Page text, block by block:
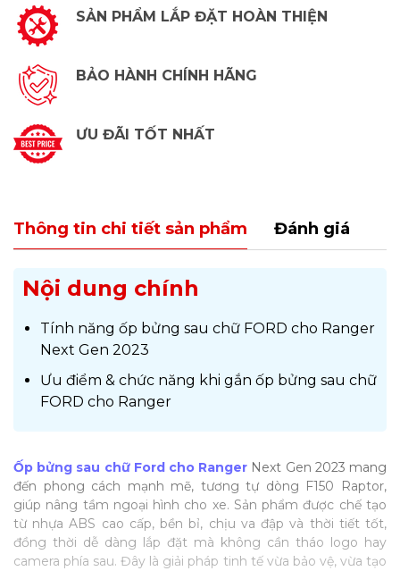
SẢN PHẨM LẮP ĐẶT HOÀN THIỆN
BẢO HÀNH CHÍNH HÃNG
ƯU ĐÃI TỐT NHẤT
Thông tin chi tiết sản phẩm Đánh giá
Nội dung chính
Tính năng ốp bửng sau chữ FORD cho Ranger
Next Gen 2023
Ưu điểm & chức năng khi gắn ốp bửng sau chữ
FORD cho Ranger
Ốp bửng sau chữ Ford cho Ranger Next Gen 2023 mang
đến phong cách mạnh mẽ, tương tự dòng F150 Raptor,
giúp nâng tầm ngoại hình cho xe. Sản phẩm được chế tạo
từ nhựa ABS cao cấp, bền bỉ, chịu va đập và thời tiết tốt,
đồng thời dễ dàng lắp đặt mà không cần tháo logo hay
camera phía sau. Đây là giải pháp tinh tế vừa bảo vệ, vừa tạo